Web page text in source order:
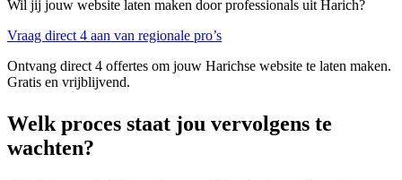
Wil jij jouw website laten maken door professionals uit Harich?
Vraag direct 4 aan van regionale pro’s
Ontvang direct 4 offertes om jouw Harichse website te laten maken.
Gratis en vrijblijvend.
Welk proces staat jou vervolgens te
wachten?